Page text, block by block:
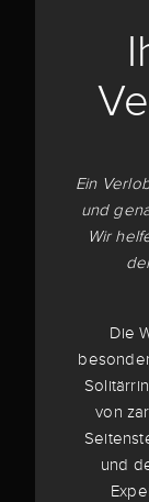
Ein
und
Wir
Die
von
und